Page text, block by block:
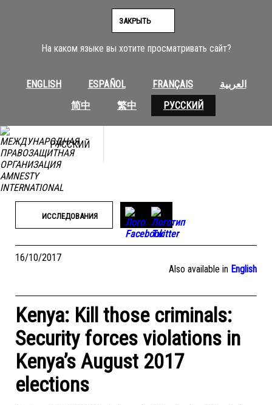
На каком языке вы хотите просматривать сайт?
ENGLISH ESPAÑOL FRANÇAIS
العربية
简中
繁中 РУССКИЙ
ЗАКРЫТЬ
РУССКИЙ
ИССЛЕДОВАНИЯ
16/10/2017
Also available in English
Kenya: Kill those criminals:
Security forces violations in
Kenya’s August 2017
elections